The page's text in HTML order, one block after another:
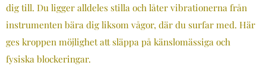
dig till. Du ligger alldeles stilla och låter vibrationerna från
instrumenten bära dig liksom vågor, där du surfar med. Här
ges kroppen möjlighet att släppa på känslomässiga och
fysiska blockeringar.